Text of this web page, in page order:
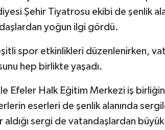
Şehir Tiyatrosu ekibi de şenlik
yoğun ilgi gördü.
spor etkinlikleri düzenlenirken,
hep birlikte yaşadı.
Efeler Halk Eğitim Merkezi iş
eserleri de şenlik alanında
aldığı sergi de vatandaşlardan